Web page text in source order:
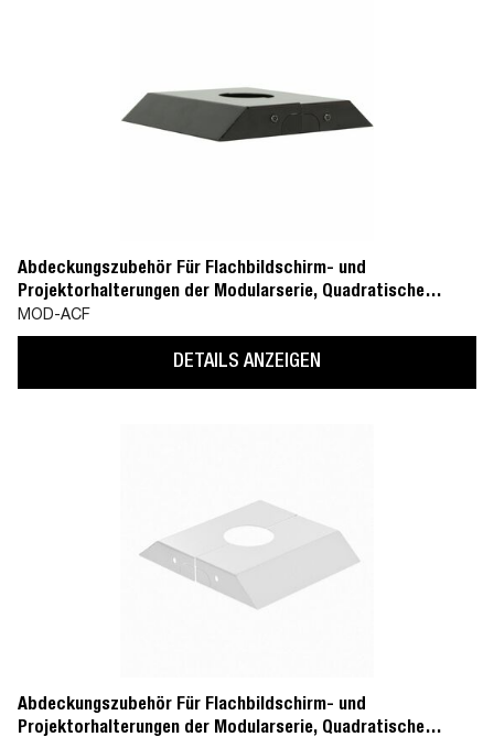
Abdeckungszubehör Für Flachbildschirm- und
Projektorhalterungen der Modularserie, Quadratische
Deckenplatte (MOD-CPF)
MOD-ACF
DETAILS ANZEIGEN
Abdeckungszubehör Für Flachbildschirm- und
Projektorhalterungen der Modularserie, Quadratische